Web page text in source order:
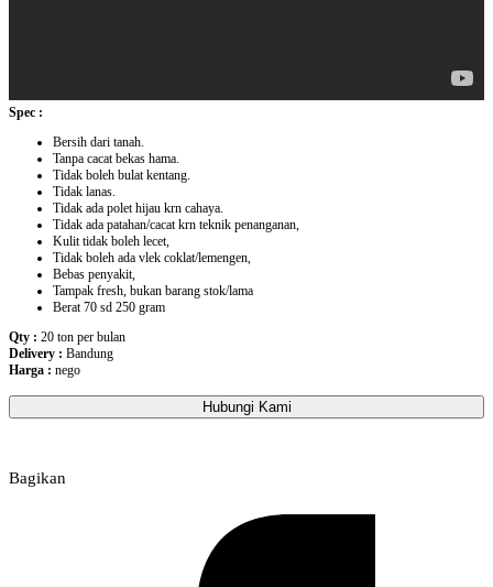
Spec :
Bersih dari tanah.
Tanpa cacat bekas hama.
Tidak boleh bulat kentang.
Tidak lanas.
Tidak ada polet hijau krn cahaya.
Tidak ada patahan/cacat krn teknik penanganan,
Kulit tidak boleh lecet,
Tidak boleh ada vlek coklat/lemengen,
Bebas penyakit,
Tampak fresh, bukan barang stok/lama
Berat 70 sd 250 gram
Qty : 20 ton per bulan
Delivery : Bandung
Harga : nego
Hubungi Kami
Bagikan